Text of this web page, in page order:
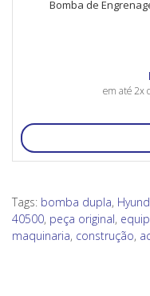
Bomba de
em até 2x
Tags: bomba dupla,
40500, peça original,
maquinaria, construção,